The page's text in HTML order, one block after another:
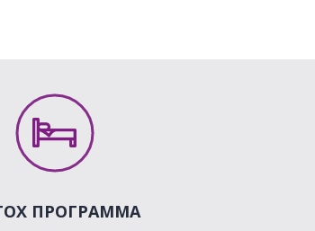
ПРОГРАММА